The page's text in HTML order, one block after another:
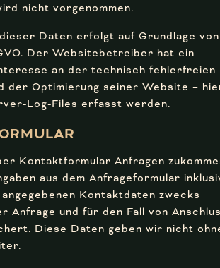
nicht vorgenommen.
Daten erfolgt auf Grundlage
Der Websitebetreiber hat ein
an der technisch fehlerfreien
der Optimierung seiner Website –
Log-Files erfasst werden.
Kontaktformular Anfragen
aus dem Anfrageformular
Kontaktdaten zwecks
Anfrage und für den Fall von
Diese Daten geben wir nicht